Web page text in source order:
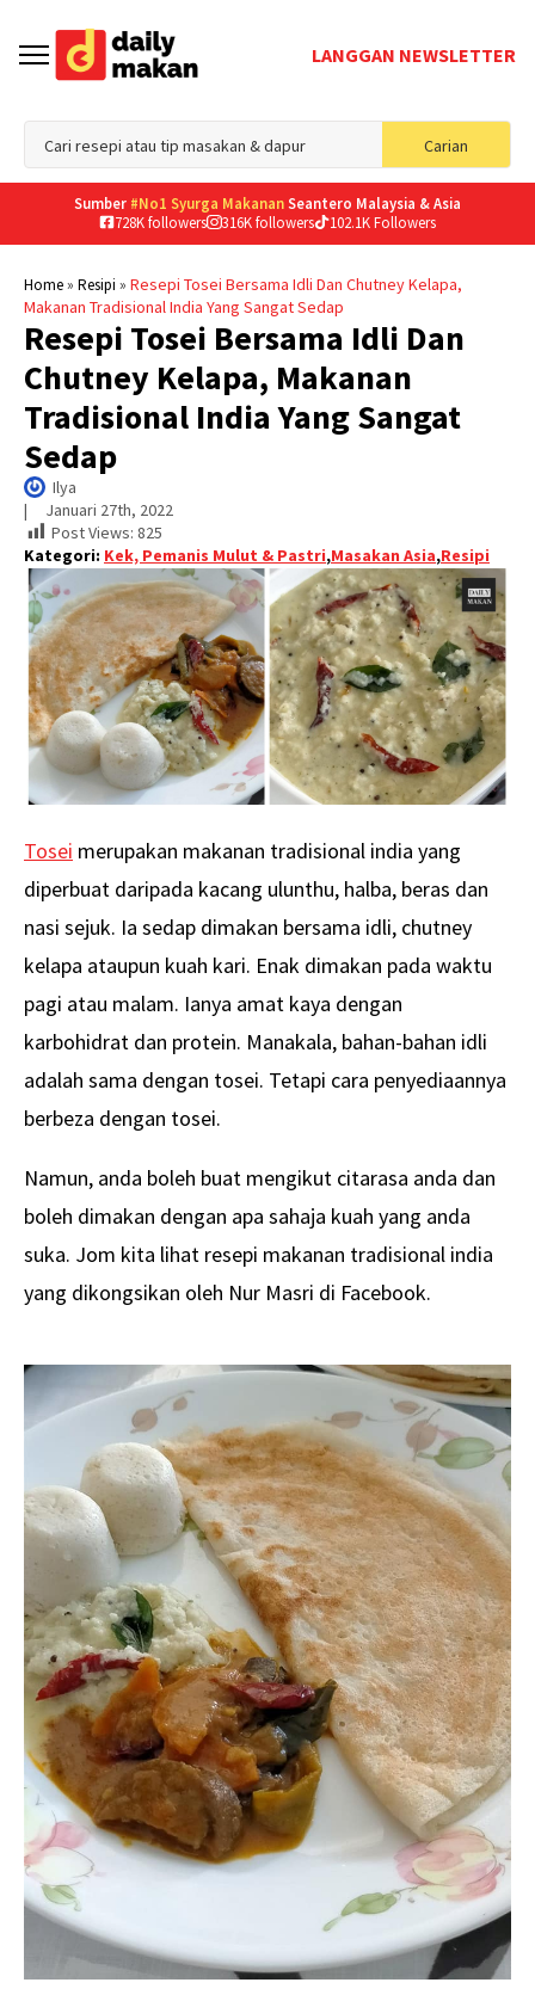
LANGGAN NEWSLETTER
Carian
for:
Sumber #No1 Syurga MakananSeantero Malaysia & Asia
728K followers
316K followers 102.1K Followers
Home» Resipi » Resepi Tosei Bersama Idli Dan Chutney Kelapa,
Makanan Tradisional India Yang Sangat Sedap
Resepi Tosei Bersama Idli Dan
Chutney Kelapa, Makanan
Tradisional India Yang Sangat
Sedap
Ilya
| Januari 27th, 2022
Post Views: 825
Kategori: Kek, Pemanis Mulut & Pastri,Masakan Asia,Resipi
Tosei merupakan makanan tradisional india yang
diperbuat daripada kacang ulunthu, halba, beras dan
nasi sejuk. Ia sedap dimakan bersama idli, chutney
kelapa ataupun kuah kari. Enak dimakan pada waktu
pagi atau malam. Ianya amat kaya dengan
karbohidrat dan protein. Manakala, bahan-bahan idli
adalah sama dengan tosei. Tetapi cara penyediaannya
berbeza dengan tosei.
Namun, anda boleh buat mengikut citarasa anda dan
boleh dimakan dengan apa sahaja kuah yang anda
suka. Jom kita lihat resepi makanan tradisional india
yang dikongsikan oleh Nur Masri di Facebook.